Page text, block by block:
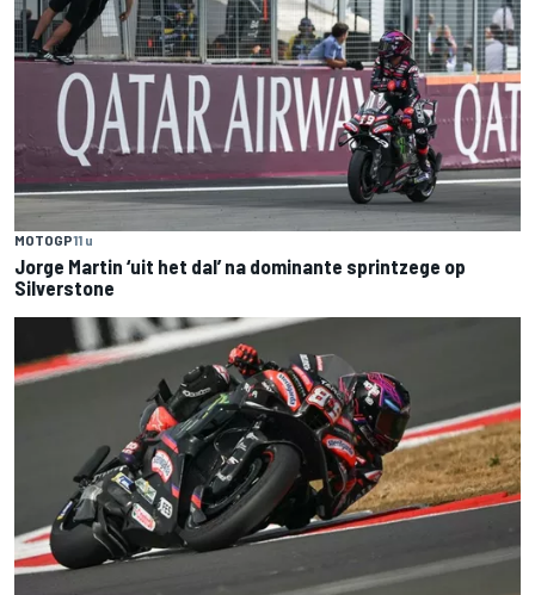
MOTOGP11 u
Jorge Martin ‘uit het dal’ na dominante sprintzege op
Silverstone